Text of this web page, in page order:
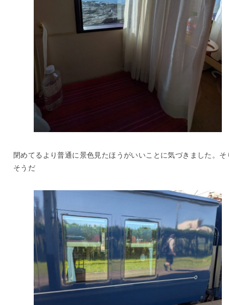
閉めてるより普通に景色見たほうがいいことに気づきました。そ
そうだ